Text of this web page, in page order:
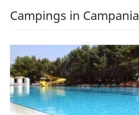
Campings in Campania